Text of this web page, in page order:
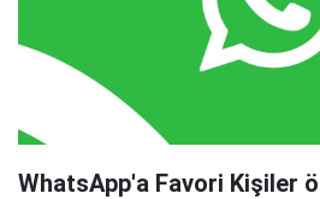
WhatsApp'a Favori Kişiler